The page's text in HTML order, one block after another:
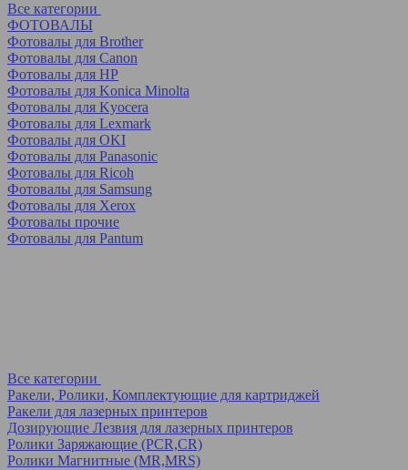
Все категории
ФОТОВАЛЫ
Фотовалы для Brother
Фотовалы для Canon
Фотовалы для HP
Фотовалы для Koniсa Minolta
Фотовалы для Kyocera
Фотовалы для Lexmark
Фотовалы для OKI
Фотовалы для Panasonic
Фотовалы для Ricoh
Фотовалы для Samsung
Фотовалы для Xerox
Фотовалы прочие
Фотовалы для Pantum
Все категории
Ракели, Ролики, Комплектующие для картриджей
Ракели для лазерных принтеров
Дозирующие Лезвия для лазерных принтеров
Ролики Заряжающие (PCR,CR)
Ролики Магнитные (MR,MRS)